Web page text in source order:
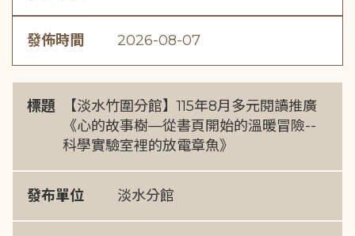
發佈時間 2026-08-07
標題
【淡水竹圍分館】115年8月多元閱讀推廣
《心的故事樹—從書頁開始的溫暖冒險--
科學實驗室裡的放電章魚》
發布單位 淡水分館